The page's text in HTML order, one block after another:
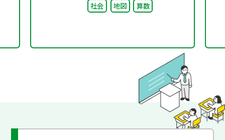
社会
地図 算数